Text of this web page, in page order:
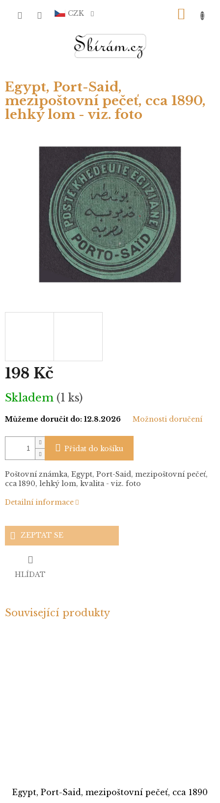
CZK
Egypt, Port-Said,
mezipoštovní pečeť, cca 1890,
lehký lom - viz. foto
198 Kč
Měrná
cena:
Skladem (1 ks)
Můžeme doručit do: 12.8.2026 Možnosti doručení
Přidat do košíku
Poštovní známka, Egypt, Port-Said, mezipoštovní pečeť,
cca 1890, lehký lom, kvalita - viz. foto
Detailní informace
ZEPTAT SE
HLÍDAT
Související produkty
Egypt, Port-Said, mezipoštovní pečeť, cca 1890